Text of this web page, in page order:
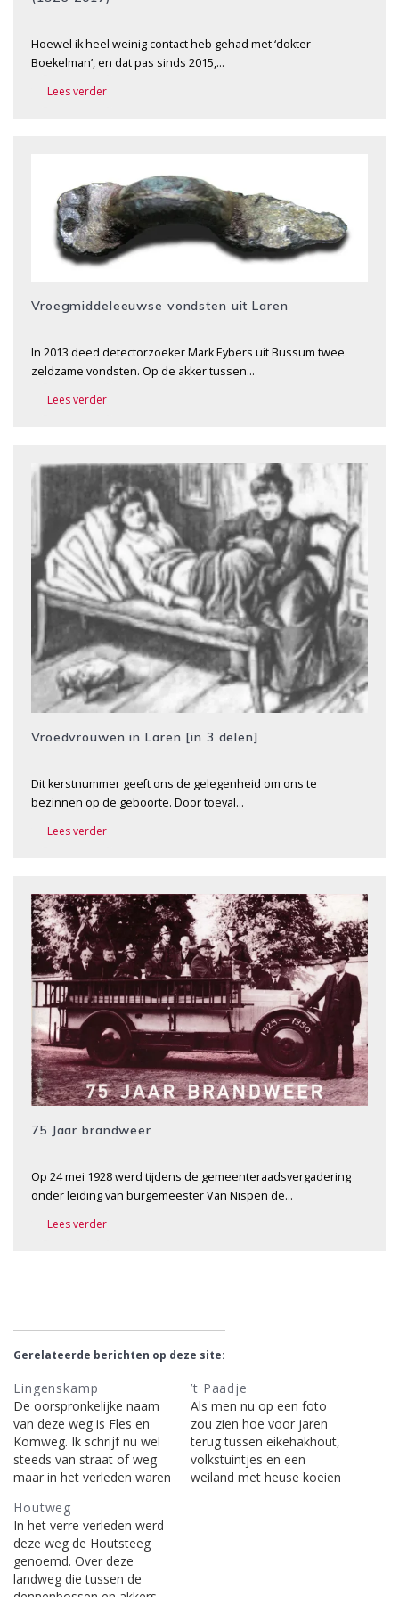
Hoewel ik heel weinig contact heb gehad met ‘dokter
Boekelman’, en dat pas sinds 2015,…
Lees verder
Vroegmiddeleeuwse vondsten uit Laren
In 2013 deed detectorzoeker Mark Eybers uit Bussum twee
zeldzame vondsten. Op de akker tussen…
Lees verder
Vroedvrouwen in Laren [in 3 delen]
Dit kerstnummer geeft ons de gelegenheid om ons te
bezinnen op de geboorte. Door toeval…
Lees verder
75 Jaar brandweer
Op 24 mei 1928 werd tijdens de gemeenteraadsvergadering
onder leiding van burgemeester Van Nispen de…
Lees verder
Gerelateerde berichten op deze site:
Lingenskamp
De oorspronkelijke naam
van deze weg is Fles en
Komweg. Ik schrijf nu wel
steeds van straat of weg
maar in het verleden waren
uitgesloten de
Rijksstraatweg die het dorp
doorkruiste. Aan die weg
stond maar één
eenvoudige woning nl. die
’t Paadje
Als men nu op een foto
zou zien hoe voor jaren
terug tussen eikehakhout,
volkstuintjes en een
weiland met heuse koeien
Houtweg
In het verre verleden werd
deze weg de Houtsteeg
genoemd. Over deze
landweg die tussen de